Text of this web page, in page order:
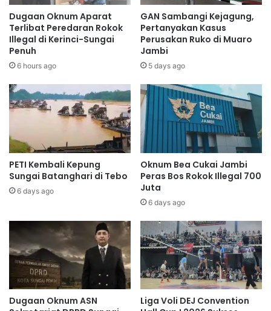
Dugaan Oknum Aparat
Terlibat Peredaran Rokok
Illegal di Kerinci-Sungai
Penuh
6 hours ago
GAN Sambangi Kejagung,
Pertanyakan Kasus
Perusakan Ruko di Muaro
Jambi
5 days ago
PETI Kembali Kepung
Sungai Batanghari di Tebo
6 days ago
Oknum Bea Cukai Jambi
Peras Bos Rokok Illegal 700
Juta
6 days ago
Dugaan Oknum ASN
Liga Voli DEJ Convention